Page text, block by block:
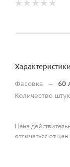
Характеристики
Фасовка —
60
Количество
Цена
отличаться от